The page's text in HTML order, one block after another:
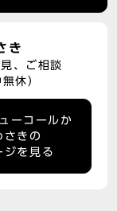
き
、ご相談
休）
ーコールか
さきの
ジを見る